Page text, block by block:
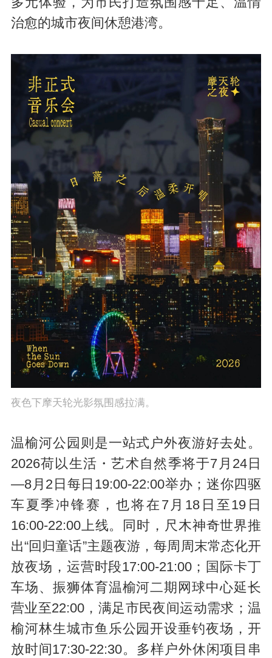
治愈的城市夜间休憩港湾。
夜色下摩天轮光影氛围感拉满。
温榆河公园则是一站式户外夜游好去处。
2026荷以生活・艺术自然季将于7月24日
—8月2日每日19:00-22:00举办；迷你四驱
车夏季冲锋赛，也将在7月18日至19日
16:00-22:00上线。同时，尺木神奇世界推
出“回归童话”主题夜游，每周周末常态化开
放夜场，运营时段17:00-21:00；国际卡丁
车场、振狮体育温榆河二期网球中心延长
营业至22:00，满足市民夜间运动需求；温
榆河林生城市鱼乐公园开设垂钓夜场，开
放时间17:30-22:30。多样户外休闲项目串